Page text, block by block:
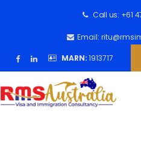
Call us: +61
Email:
MARN:1913717